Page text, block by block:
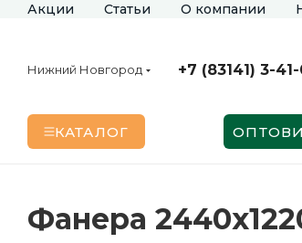
Акции Статьи О компании
Нижний Новгород +7 (83141) 3-
КАТАЛОГ
Фанера